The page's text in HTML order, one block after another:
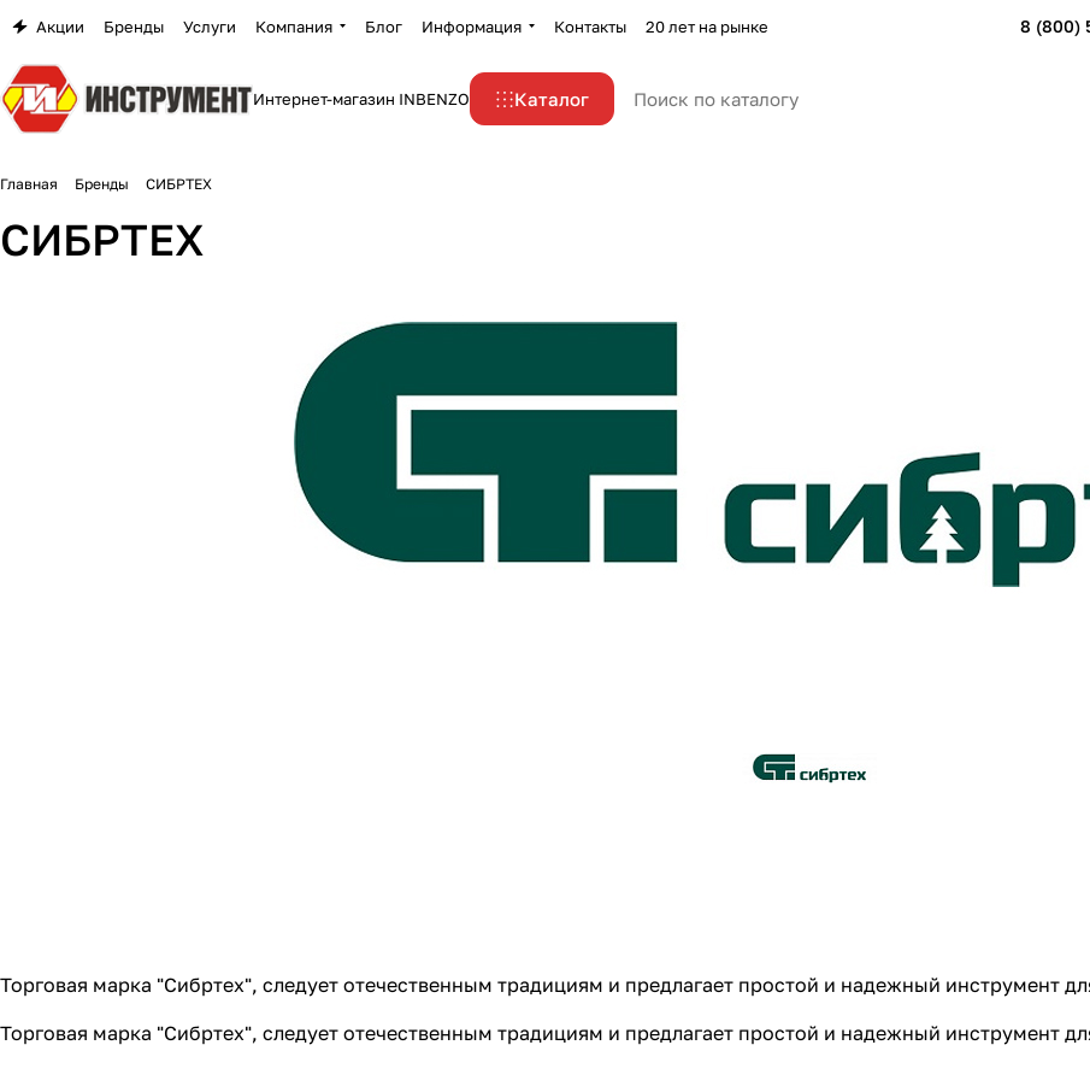
Акции Бренды Услуги Компания Блог Информация Контакты 20 лет на рынке 8 (800)
Интернет-магазин INBENZO Каталог
Главная Бренды СИБРТЕХ
СИБРТЕХ
Торговая марка "Сибртех", следует отечественным традициям и предлагает простой и надежный инструмент
Торговая марка "Сибртех", следует отечественным традициям и предлагает простой и надежный инструмент